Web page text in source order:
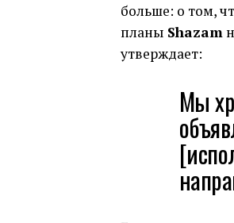
больше: о том,
планы Shazam
утверждает:
Мы